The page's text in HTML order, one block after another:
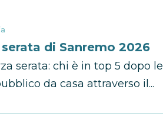
di Sanremo 2026
serata: chi è in top 5 dopo
da casa attraverso il...